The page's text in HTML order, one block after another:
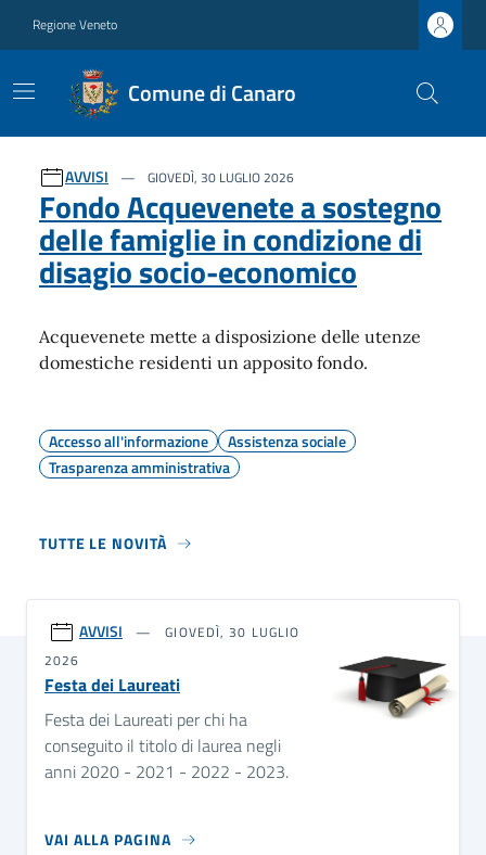
Regione Veneto
Comune di Canaro
Ultime notizie
AVVISI GIOVEDÌ, 30 LUGLIO 2026
Fondo Acquevenete a sostegno
delle famiglie in condizione di
disagio socio-economico
Acquevenete mette a disposizione delle utenze
domestiche residenti un apposito fondo.
Accesso all'informazione
Assistenza sociale
Trasparenza amministrativa
TUTTE LE NOVITÀ
AVVISI
GIOVEDÌ, 30 LUGLIO
2026
Festa dei Laureati
Festa dei Laureati per chi ha
conseguito il titolo di laurea negli
anni 2020 - 2021 - 2022 - 2023.
VAI ALLA PAGINA